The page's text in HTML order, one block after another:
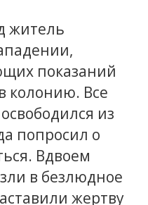
житель
показаний
колонию. Все
из
попросил о
Вдвоем
в безлюдное
жертву